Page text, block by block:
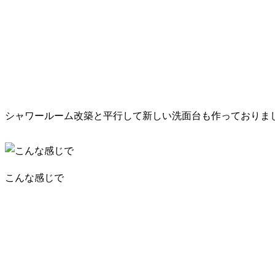
シャワールーム改築と平行して新しい洗面台も作っておりま
こんな感じで